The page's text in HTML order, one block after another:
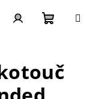
košík